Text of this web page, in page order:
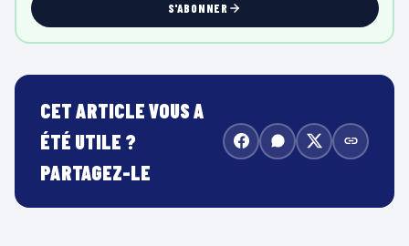
S'ABONNER
CET ARTICLE VOUS A
ÉTÉ UTILE ?
PARTAGEZ-LE